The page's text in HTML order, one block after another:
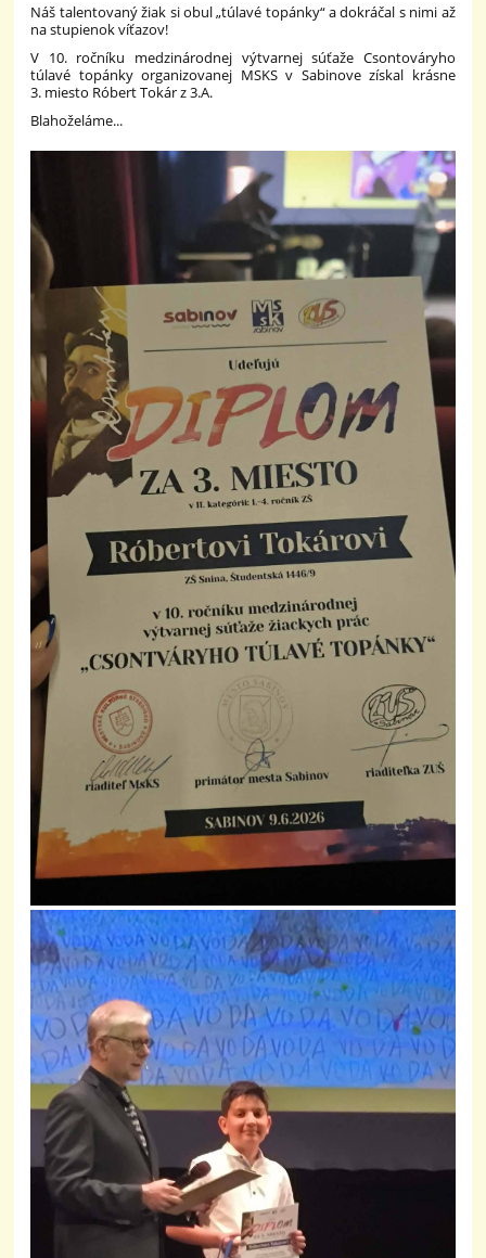
Náš talentovaný žiak si obul „túlavé topánky“ a dokráčal s nimi až
na stupienok víťazov!
V 10. ročníku medzinárodnej výtvarnej súťaže Csontováryho
túlavé topánky organizovanej MSKS v Sabinove získal krásne
3. miesto Róbert Tokár z 3.A.
Blahoželáme...